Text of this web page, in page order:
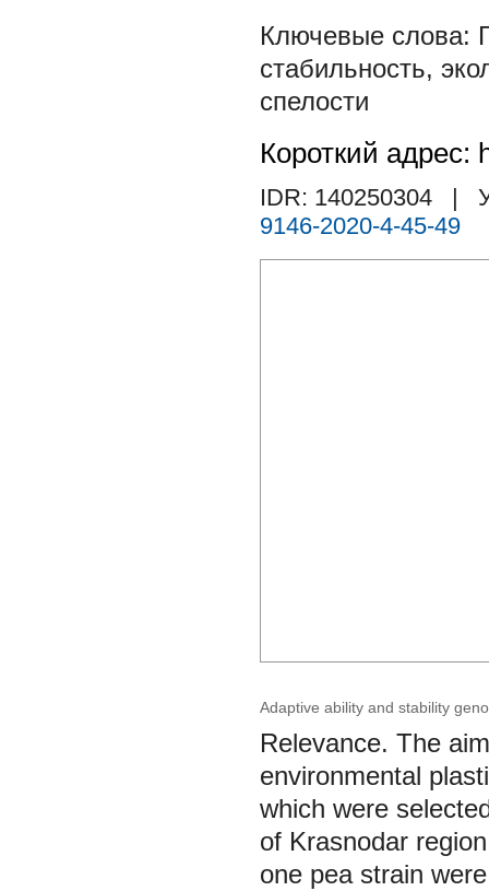
стабильность,
спелости
Короткий адрес:
IDR: 140250304
|
9146-2020-4-45-49
Adaptive ability and stability
Relevance. The
environmental
which were
of Krasnodar
one pea strain